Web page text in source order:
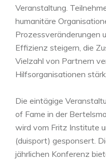
Veranstaltung.
humanitäre
Prozessveränderungen
Effizienz steigern, die
Vielzahl von Partnern
Hilfsorganisationen
Die eintägige
of Fame in der
wird vom Fritz Institute
(duisport) gesponsert.
jährlichen Konferenz